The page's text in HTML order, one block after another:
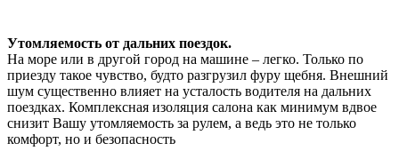
Утомляемость от дальних поездок.
На море или в другой город на машине – легко. Только по
приезду такое чувство, будто разгрузил фуру щебня. Внешний
шум существенно влияет на усталость водителя на дальних
поездках. Комплексная изоляция салона как минимум вдвое
снизит Вашу утомляемость за рулем, а ведь это не только
комфорт, но и безопасность